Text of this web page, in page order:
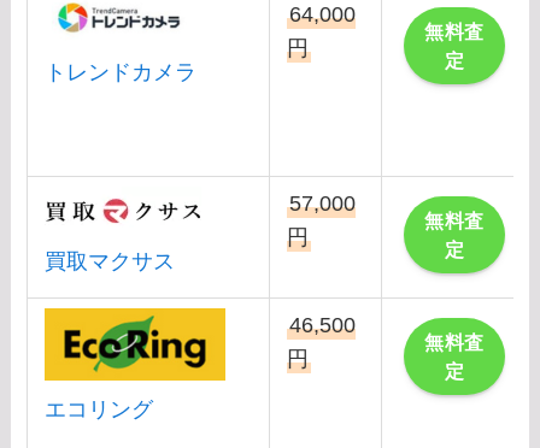
トレンドカメラ
64,000
円
無料査
定
買取マクサス
57,000
円
無料査
定
エコリング
46,500
円
無料査
定